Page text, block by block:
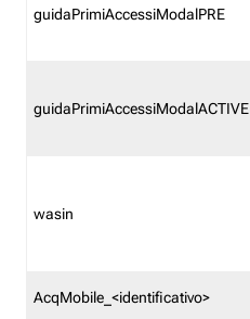
guidaPrimiAccessiModalPRE
guidaPrimiAccessiModalACTIVE
wasin
AcqMobile_<identificativo>